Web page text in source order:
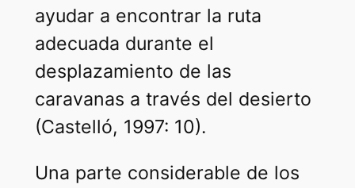
ayudar a encontrar la ruta
adecuada durante el
desplazamiento de las
caravanas a través del desierto
(Castelló, 1997: 10).
Una parte considerable de los